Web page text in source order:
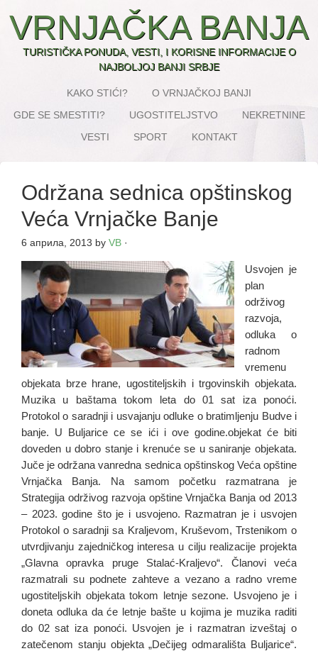
VRNJAČKA BANJA
TURISTIČKA PONUDA, VESTI, I KORISNE INFORMACIJE O
NAJBOLJOJ BANJI SRBJE
KAKO STIĆI?
O VRNJAČKOJ BANJI
GDE SE SMESTITI?
UGOSTITELJSTVO
NEKRETNINE
VESTI
SPORT KONTAKT
Održana sednica opštinskog
Veća Vrnjačke Banje
6 априла, 2013 by VB ·
Usvojen je
plan
održivog
razvoja,
odluka o
radnom
vremenu
objekata brze hrane, ugostiteljskih i trgovinskih objekata.
Muzika u baštama tokom leta do 01 sat iza ponoći.
Protokol o saradnji i usvajanju odluke o bratimljenju Budve i
banje. U Buljarice ce se ići i ove godine.objekat će biti
doveden u dobro stanje i krenuće se u saniranje objekata.
Juče je održana vanredna sednica opštinskog Veća opštine
Vrnjačka Banja. Na samom početku razmatrana je
Strategija održivog razvoja opštine Vrnjačka Banja od 2013
– 2023. godine što je i usvojeno. Razmatran je i usvojen
Protokol o saradnji sa Kraljevom, Kruševom, Trstenikom o
utvrdjivanju zajedničkog interesa u cilju realizacije projekta
„Glavna opravka pruge Stalać-Kraljevo“. Članovi veća
razmatrali su podnete zahteve a vezano a radno vreme
ugostiteljskih objekata tokom letnje sezone. Usvojeno je i
doneta odluka da će letnje bašte u kojima je muzika raditi
do 02 sat iza ponoći. Usvojen je i razmatran izveštaj o
zatečenom stanju objekta „Dečijeg odmarališta Buljarice“.